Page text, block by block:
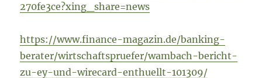
270fe3ce?xing_share=news
https://www.finance-magazin.de/banking-
berater/wirtschaftspruefer/wambach-bericht-
zu-ey-und-wirecard-enthuellt-101309/